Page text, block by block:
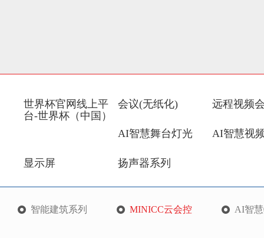
世界杯官网线上平
台-世界杯（中国）
会议(无纸化) 远程视频
AI智慧舞台灯光 AI智慧视
显示屏 扬声器系列
智能建筑系列 MINICC云会控 AI智